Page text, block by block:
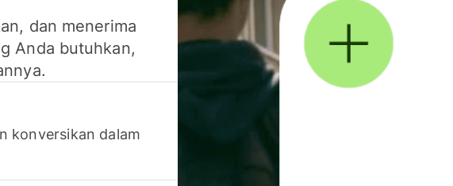
dan menerima
Anda butuhkan,
konversikan dalam